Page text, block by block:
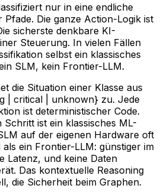
nur in eine endliche
Pfade. Die ganze Action-Logik ist
sicherste denkbare KI-
Steuerung. In vielen Fällen
selbst ein klassisches
SLM, kein Frontier-LLM.
die Situation einer Klasse aus
| critical | unknown} zu. Jede
ist deterministischer Code.
Schritt ist ein klassisches ML-
auf der eigenen Hardware oft
als ein Frontier-LLM: günstiger im
Latenz, und keine Daten
Das kontextuelle Reasoning
die Sicherheit beim Graphen.